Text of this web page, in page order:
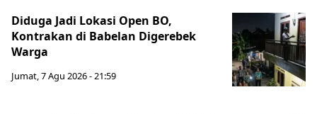
Diduga Jadi Lokasi Open BO,
Kontrakan di Babelan Digerebek
Warga
Jumat, 7 Agu 2026 - 21:59